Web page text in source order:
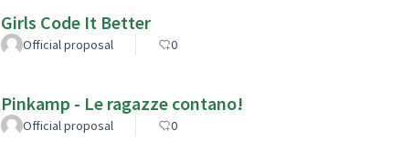
Girls Code It Better
Official proposal 0
Pinkamp - Le ragazze contano!
Official proposal 0